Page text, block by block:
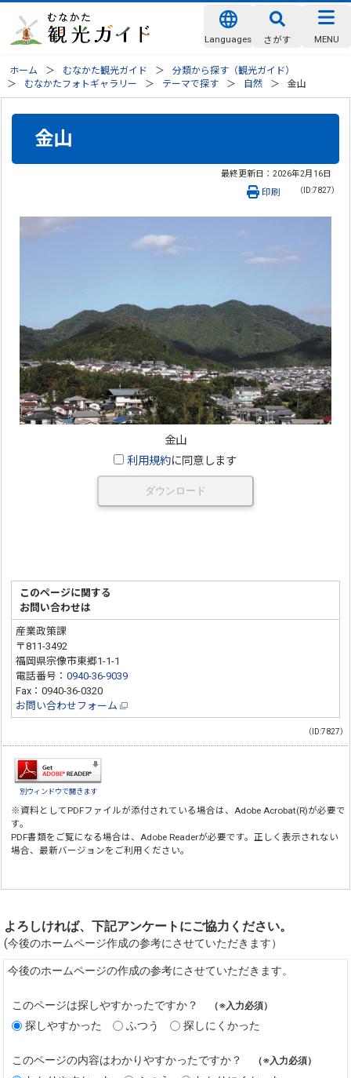
Languages さがす MENU
ホーム むなかた観光ガイド
分類から探す（観光ガイド）
むなかたフォトギャラリー
テーマで探す 自然 金山
金山
最終更新日： 2026年2月16日
（ID:7827）
印刷
金山
利用規約に同意します
ダウンロード
このページに関する
お問い合わせは
産業政策課
〒811-3492
福岡県宗像市東郷1-1-1
電話番号：0940-36-9039
Fax：0940-36-0320
お問い合わせフォーム
（ID:7827）
別ウィンドウで開きます
※資料としてPDFファイルが添付されている場合は、Adobe Acrobat(R)が必要で
す。
PDF書類をご覧になる場合は、Adobe Readerが必要です。正しく表示されない
場合、最新バージョンをご利用ください。